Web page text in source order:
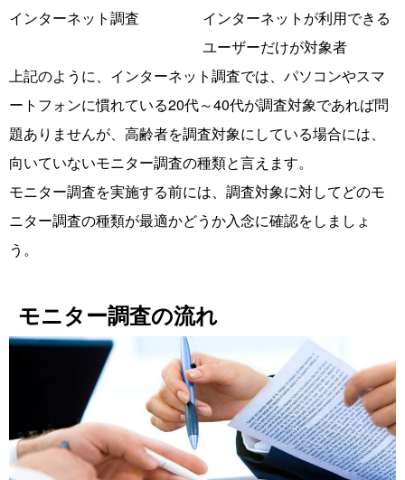
インターネット調査
インターネットが利用できる
ユーザーだけが対象者
上記のように、インターネット調査では、パソコンやスマ
ートフォンに慣れている20代～40代が調査対象であれば問
題ありませんが、高齢者を調査対象にしている場合には、
向いていないモニター調査の種類と言えます。
モニター調査を実施する前には、調査対象に対してどのモ
ニター調査の種類が最適かどうか入念に確認をしましょ
う。
モニター調査の流れ